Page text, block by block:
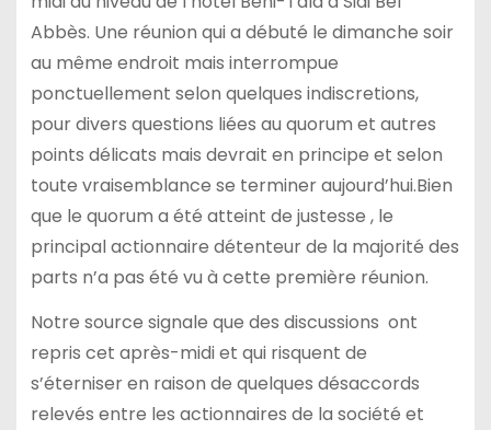
Abbès. Une réunion qui a débuté le dimanche soir
au même endroit mais interrompue
ponctuellement selon quelques indiscretions,
pour divers questions liées au quorum et autres
points délicats mais devrait en principe et selon
toute vraisemblance se terminer aujourd’hui.Bien
que le quorum a été atteint de justesse , le
principal actionnaire détenteur de la majorité des
parts n’a pas été vu à cette première réunion.
Notre source signale que des discussions ont
repris cet après-midi et qui risquent de
s’éterniser en raison de quelques désaccords
relevés entre les actionnaires de la société et